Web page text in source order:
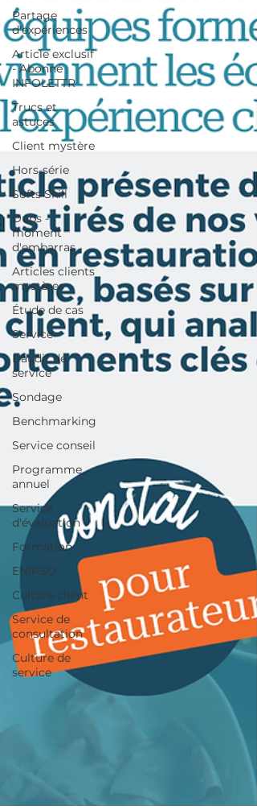
Partage
d'expériences
Article exclusif
- Abonné
INFOLETTR
Trucs et
astuces
Client mystère
Hors-série
Softs Skill
Oups -
moment
d'embarras
Articles clients
mystères
Étude de cas
Service
L'audit de
service
Sondage
Benchmarking
Service conseil
Programme
annuel
Service
d'évaluation
Formation
ENIPSO
Culture client
Service de
consultation
Culture de
service